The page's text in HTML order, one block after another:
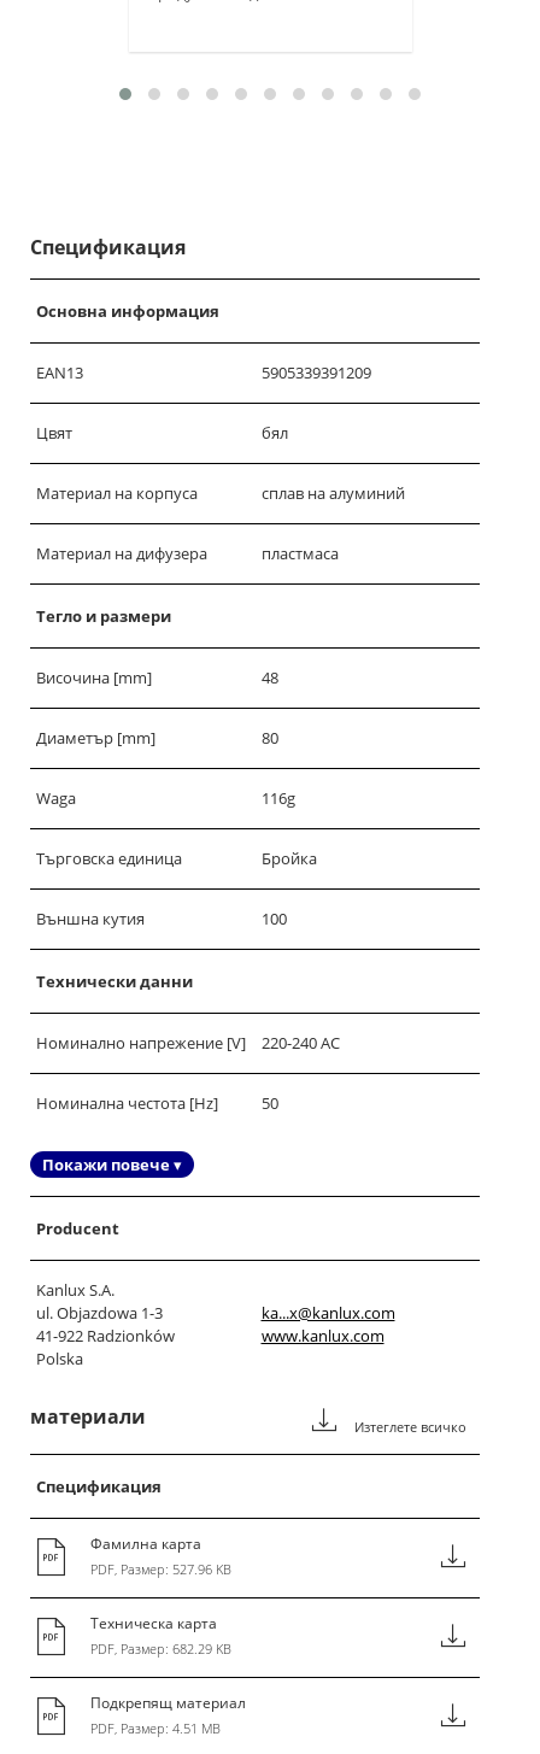
Спецификация
Основна информация
EAN13 5905339391209
Цвят бял
Материал на корпуса сплав на алуминий
Материал на дифузера пластмаса
Тегло и размери
Височина [mm] 48
Диаметър [mm] 80
Waga 116g
Търговска единица Бройка
Външна кутия 100
Технически данни
Номинално напрежение [V] 220-240 AC
Номинална честота [Hz] 50
Покажи повече ▾
Producent
Kanlux S.A.
ul. Objazdowa 1-3
41-922 Radzionków
Polska
ka...x@kanlux.com
www.kanlux.com
материали Изтеглете всичко
Спецификация
Фамилна карта
PDF, Размер: 527.96 KB
Техническа карта
PDF, Размер: 682.29 KB
Подкрепящ материал
PDF, Размер: 4.51 MB